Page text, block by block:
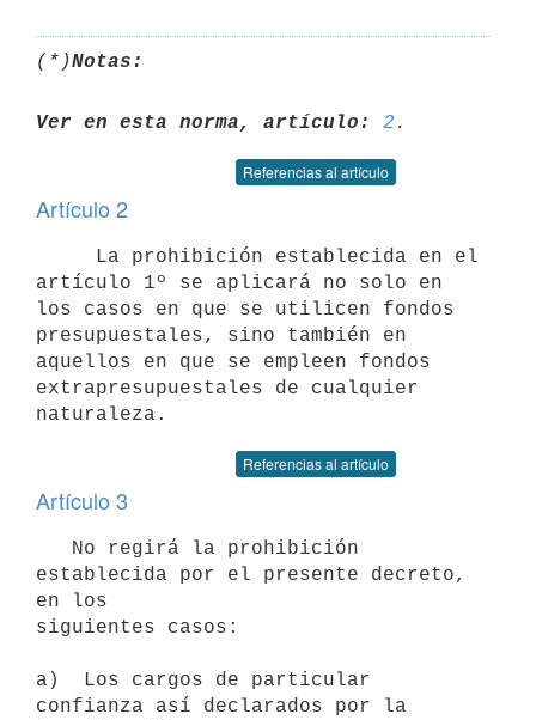
(*)Notas:
Ver en esta norma, artículo: 2
Referencias al artículo
Artículo 2
artículo 1º se aplicará no solo en
los casos en que se utilicen fondos
presupuestales, sino también en
aquellos en que se empleen fondos
extrapresupuestales de cualquier
Referencias al artículo
Artículo 3
establecida por el presente decreto,
en los
siguientes casos:
a)  Los cargos de particular
confianza así declarados por la